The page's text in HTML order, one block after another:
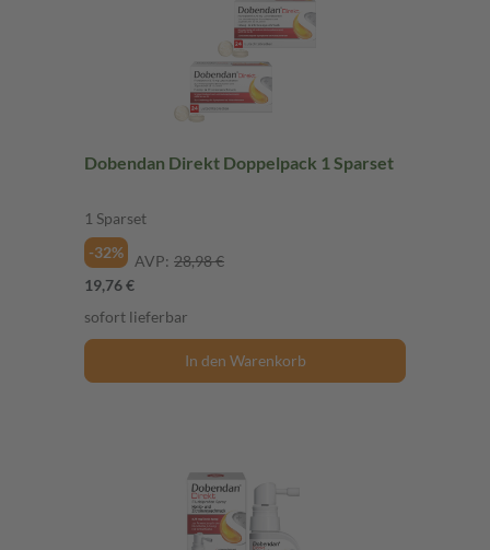
Dobendan Direkt Doppelpack 1 Sparset
1 Sparset
-32%
AVP: 28,98 €
19,76 €
sofort lieferbar
In den Warenkorb